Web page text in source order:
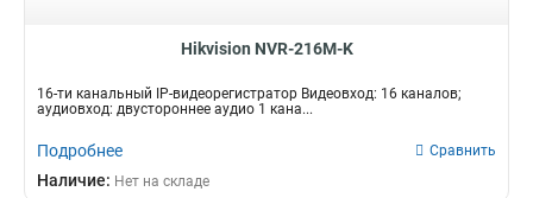
Hikvision NVR-216M-K
16-ти канальный IP-видеорегистратор Видеовход: 16 каналов;
аудиовход: двустороннее аудио 1 кана...
Подробнее Сравнить
Наличие: Нет на складе